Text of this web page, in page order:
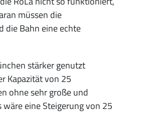
müssen die
die Bahn eine echte
stärker genutzt
Kapazität von 25
ohne sehr große und
wäre eine Steigerung von 25